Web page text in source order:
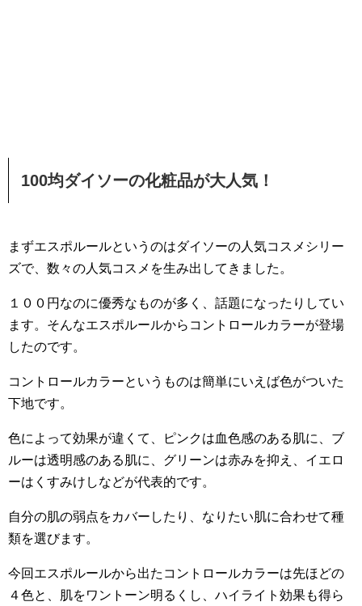
100均ダイソーの化粧品が大人気！
まずエスポルールというのはダイソーの人気コスメシリー
ズで、数々の人気コスメを生み出してきました。
１００円なのに優秀なものが多く、話題になったりしてい
ます。そんなエスポルールからコントロールカラーが登場
したのです。
コントロールカラーというものは簡単にいえば色がついた
下地です。
色によって効果が違くて、ピンクは血色感のある肌に、ブ
ルーは透明感のある肌に、グリーンは赤みを抑え、イエロ
ーはくすみけしなどが代表的です。
自分の肌の弱点をカバーしたり、なりたい肌に合わせて種
類を選びます。
今回エスポルールから出たコントロールカラーは先ほどの
４色と、肌をワントーン明るくし、ハイライト効果も得ら